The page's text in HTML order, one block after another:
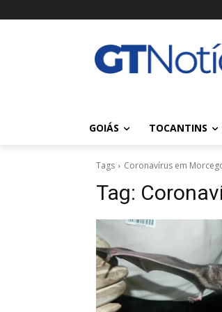
GOIÁS TOCANTINS
Tags Coronavírus em
Tag: